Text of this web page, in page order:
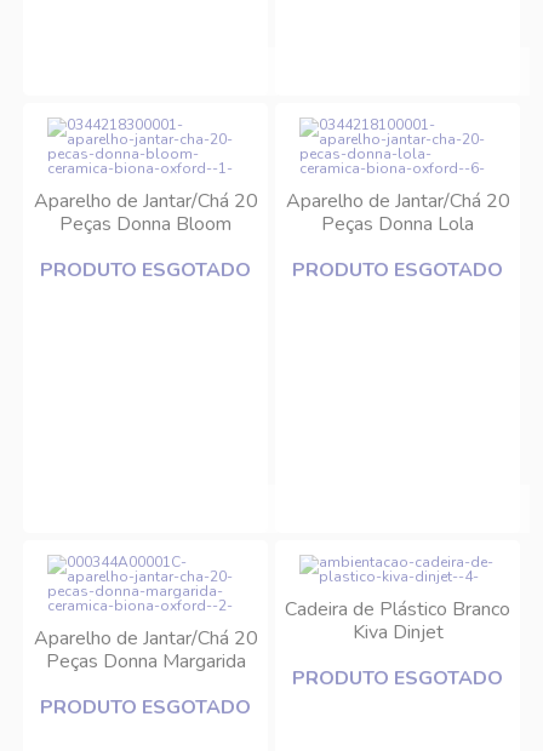
Aparelho de Jantar/Chá 20
Peças Donna Bloom
PRODUTO ESGOTADO
Aparelho de Jantar/Chá 20
Peças Donna Lola
PRODUTO ESGOTADO
Aparelho de Jantar/Chá 20
Peças Donna Margarida
PRODUTO ESGOTADO
Cadeira de Plástico Branco
Kiva Dinjet
PRODUTO ESGOTADO